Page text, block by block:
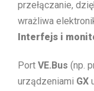
przełączanie,
wrażliwa
Interfejs i
Port VE.Bus (np.
urządzeniami GX